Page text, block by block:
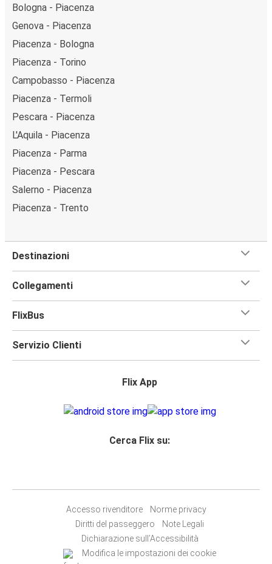
Bologna - Piacenza
Genova - Piacenza
Piacenza - Bologna
Piacenza - Torino
Campobasso - Piacenza
Piacenza - Termoli
Pescara - Piacenza
L'Aquila - Piacenza
Piacenza - Parma
Piacenza - Pescara
Salerno - Piacenza
Piacenza - Trento
Destinazioni
Collegamenti
FlixBus
Servizio Clienti
Flix App
Cerca Flix su:
Accesso rivenditore
Norme privacy
Diritti del passeggero
Note Legali
Dichiarazione sull’Accessibilità
Modifica le impostazioni dei cookie